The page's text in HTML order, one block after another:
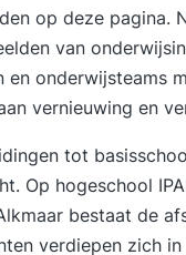
van uiteenlopende
kan hij u uit eigen
van het
journalisten
en traint oa
op deze pagina.
van
en onderwijsteams
vernieuwing en
tot
Op hogeschool
bestaat de
verdiepen zich